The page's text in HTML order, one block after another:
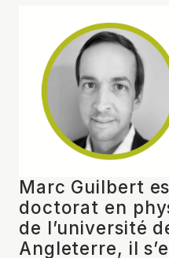
Marc Guilbert
doctorat en
de l’université
Angleterre, il